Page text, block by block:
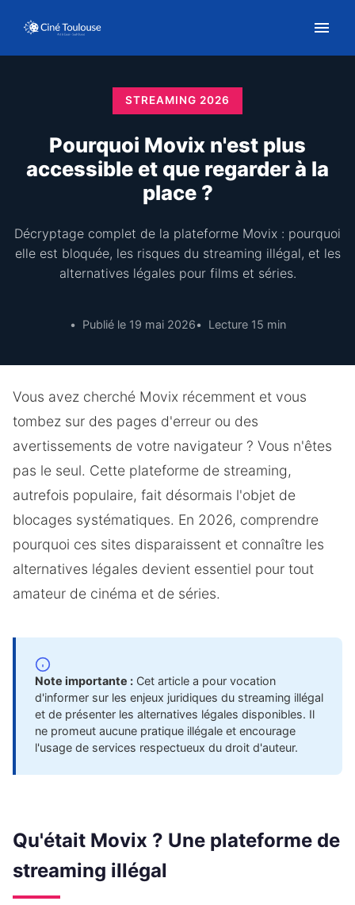
STREAMING 2026
Pourquoi Movix n'est plus
accessible et que regarder à la
place ?
Décryptage complet de la plateforme Movix : pourquoi
elle est bloquée, les risques du streaming illégal, et les
alternatives légales pour films et séries.
Publié le 19 mai 2026 Lecture 15 min
Vous avez cherché Movix récemment et vous
tombez sur des pages d'erreur ou des
avertissements de votre navigateur ? Vous n'êtes
pas le seul. Cette plateforme de streaming,
autrefois populaire, fait désormais l'objet de
blocages systématiques. En 2026, comprendre
pourquoi ces sites disparaissent et connaître les
alternatives légales devient essentiel pour tout
amateur de cinéma et de séries.
Note importante : Cet article a pour vocation
d'informer sur les enjeux juridiques du streaming illégal
et de présenter les alternatives légales disponibles. Il
ne promeut aucune pratique illégale et encourage
l'usage de services respectueux du droit d'auteur.
Qu'était Movix ? Une plateforme de
streaming illégal